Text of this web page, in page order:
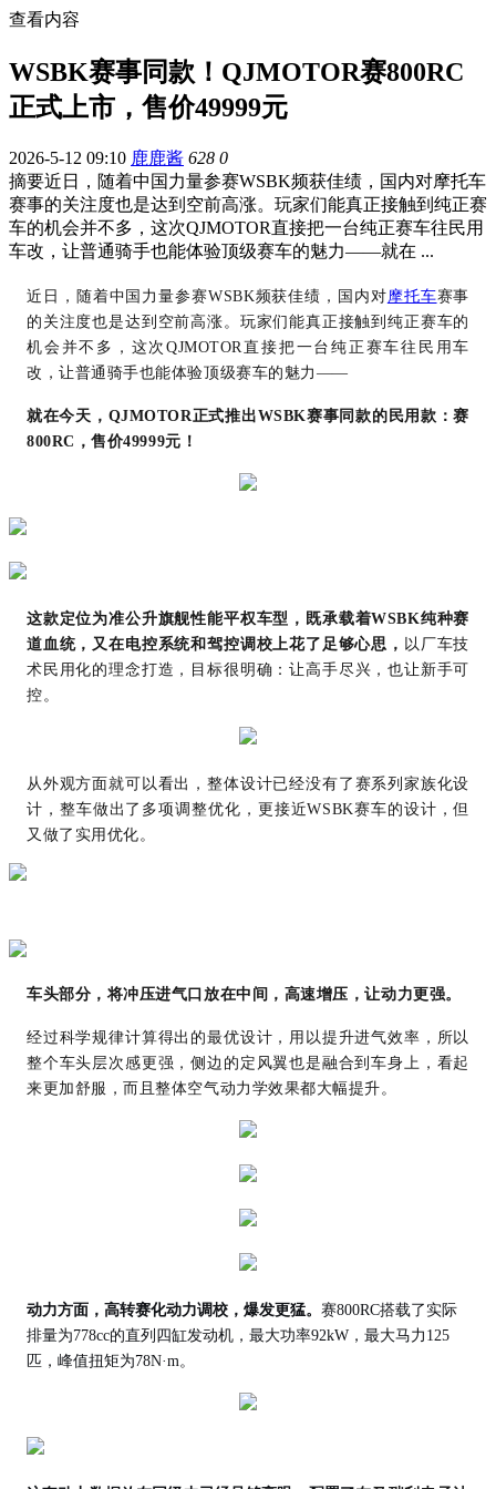
查看内容
WSBK赛事同款！QJMOTOR赛800RC
正式上市，售价49999元
2026-5-12 09:10 鹿鹿酱 628 0
摘要近日，随着中国力量参赛WSBK频获佳绩，国内对摩托车
赛事的关注度也是达到空前高涨。玩家们能真正接触到纯正赛
车的机会并不多，这次QJMOTOR直接把一台纯正赛车往民用
车改，让普通骑手也能体验顶级赛车的魅力——就在 ...
近日，随着中国力量参赛WSBK频获佳绩，国内对摩托车赛事
的关注度也是达到空前高涨。玩家们能真正接触到纯正赛车的
机会并不多， 这次QJMOTOR直接把一台纯正赛车往民用车
改，让普通骑手也能体验顶级赛车的魅力——
就在今天， QJMOTOR正式推出WSBK赛事同款的民用款：赛
800RC，售价49999元！
这款定位为准公升旗舰性能平权车型 ，既承载着WSBK纯种赛
道血统，又在电控系统和驾控调校上花了足够心思 ， 以厂车技
术民用化的理念打造 ，
目标很明确：让高手尽兴，也让新手可
控。
从外观方面就可以看出，整体设计已经没有了 赛系列家族化设
计 ，整车做出了多项调整优化，更接近WSBK赛车的设计，但
又做了实用优化。
车头部分，将冲压进气口放在中间，高速增压，让动力更强。
经过科学规律计算得出的最优设计，用以提升进气效率，所以
整个车头层次感更强，侧边的定风翼也是融合到车身上，看起
来更加舒服，而且整体空气动力学效果都大幅提升。
动力方面 ，高转赛化动力调校，爆发更猛。 赛800RC搭载了实际
排量为778cc的直列四缸发动机， 最大功率92kW，最大马力125
匹 ， 峰值扭矩为78N·m 。